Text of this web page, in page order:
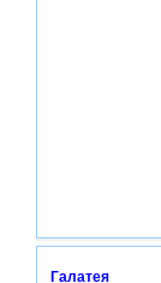
Галатея